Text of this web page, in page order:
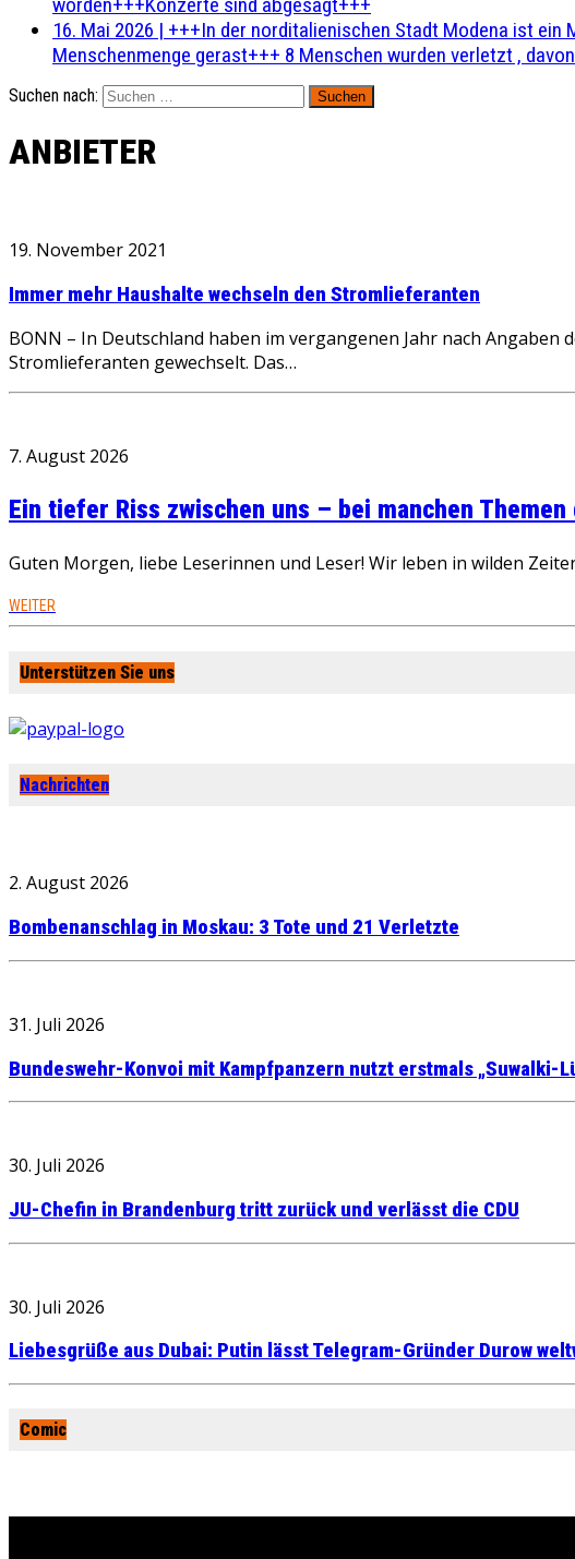
16. Mai 2026 | +++In der norditalienischen Stadt Modena ist ein
Menschenmenge gerast+++ 8 Menschen wurden verletzt ,
Suchen nach:
ANBIETER
19. November 2021
Immer mehr Haushalte wechseln den Stromlieferanten
BONN – In Deutschland haben im vergangenen Jahr nach
Stromlieferanten gewechselt. Das…
7. August 2026
Ein tiefer Riss zwischen uns – bei manchen
Guten Morgen, liebe Leserinnen und Leser! Wir leben in wilden
WEITER
Unterstützen Sie uns
Nachrichten
2. August 2026
Bombenanschlag in Moskau: 3 Tote und 21 Verletzte
31. Juli 2026
Bundeswehr-Konvoi mit Kampfpanzern nutzt erstmals „Suwalki-
30. Juli 2026
JU-Chefin in Brandenburg tritt zurück und verlässt die CDU
30. Juli 2026
Liebesgrüße aus Dubai: Putin lässt Telegram-Gründer Durow
Comic